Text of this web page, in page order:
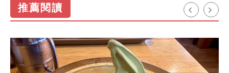
推薦閱讀